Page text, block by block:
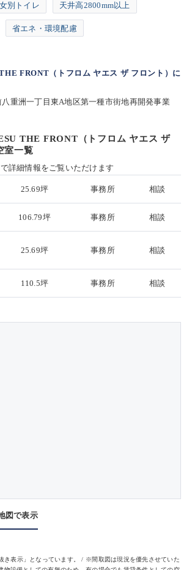
別トイレ 天井高2800mm以上
省エネ・環境配慮
FRONT（トフロム ヤエス ザ フロント）に
重洲一丁目東A地区第一種市街地再開発事業
THE FRONT（トフロム ヤエス ザ
室一覧
詳細情報をご覧いただけます
25.69坪 事務所 相談
106.79坪 事務所 相談
25.69坪 事務所 相談
110.5坪 事務所 相談
図で表示
き表示」となっています。 / ※間取図は現況を優先させていた